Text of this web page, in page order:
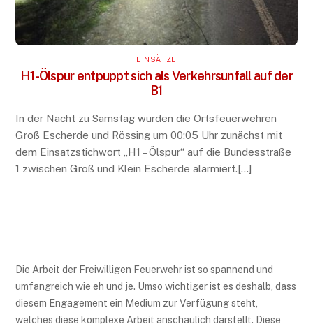
EINSÄTZE
H1-Ölspur entpuppt sich als Verkehrsunfall auf der
B1
In der Nacht zu Samstag wurden die Ortsfeuerwehren
Groß Escherde und Rössing um 00:05 Uhr zunächst mit
dem Einsatzstichwort „H1 – Ölspur“ auf die Bundesstraße
1 zwischen Groß und Klein Escherde alarmiert.[…]
Die Arbeit der Freiwilligen Feuerwehr ist so spannend und
umfangreich wie eh und je. Umso wichtiger ist es deshalb, dass
diesem Engagement ein Medium zur Verfügung steht,
welches diese komplexe Arbeit anschaulich darstellt. Diese